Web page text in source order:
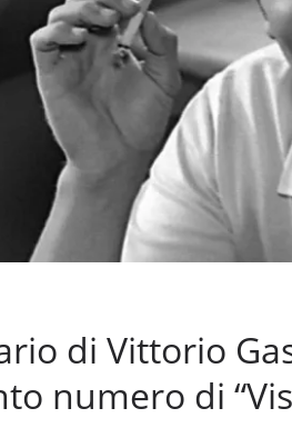
di Vittorio
numero di